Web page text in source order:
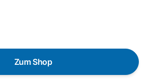
Zum Shop